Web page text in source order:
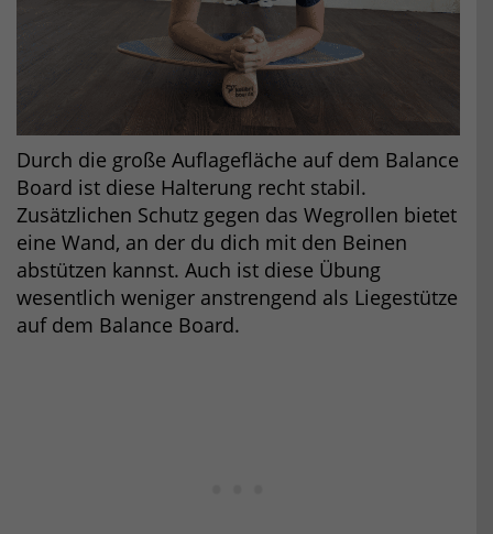
Durch die große Auflagefläche auf dem Balance
Board ist diese Halterung recht stabil.
Zusätzlichen Schutz gegen das Wegrollen bietet
eine Wand, an der du dich mit den Beinen
abstützen kannst. Auch ist diese Übung
wesentlich weniger anstrengend als Liegestütze
auf dem Balance Board.